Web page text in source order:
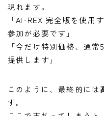
現れます。
「AI-REX 完全版を使用
参加が必要です」
「今だけ特別価格、通常
提供します」
このように、最終的には
す。